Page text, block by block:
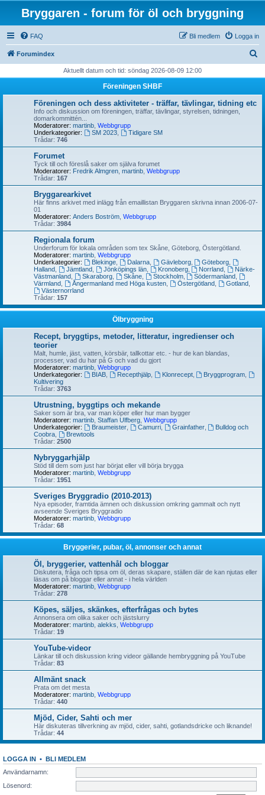
Bryggaren - forum för öl och bryggning
FAQ Logga in
Bli medlem
Forumindex
Aktuellt datum och tid: söndag 2026-08-09 12:00
Föreningen SHBF
Föreningen och dess aktiviteter - träffar, tävlingar, tidning etc
Info och diskussion om föreningen, träffar, tävlingar, styrelsen, tidningen,
domarkommittén...
Moderatorer: martinb Webbgrupp
Underkategorier:
SM 2023,
Tidigare SM
Trådar: 746
Forumet
Tyck till och föreslå saker om själva forumet
Moderatorer: Fredrik Almgren martinb Webbgrupp
Trådar: 167
Bryggarearkivet
Här finns arkivet med inlägg från emaillistan Bryggaren skrivna innan 2006-07-
01
Moderatorer: Anders Boström Webbgrupp
Trådar: 3984
Regionala forum
Underforum för lokala områden som tex Skåne, Göteborg, Östergötland.
Moderatorer: martinb Webbgrupp
Underkategorier:
Blekinge, Dalarna, Gävleborg, Göteborg
Halland
Jämtland, Jönköpings län, Kronoberg, Norrland
Närke-
Västmanland
Skaraborg, Skåne, Stockholm, Södermanland
Värmland
Ångermanland med Höga kusten, Östergötland, Gotland,
Västernorrland
Trådar: 157
Ölbryggning
Recept, bryggtips, metoder, litteratur, ingredienser och
teorier
Malt, humle, jäst, vatten, körsbär, tallkottar etc. - hur de kan blandas,
processer, vad du har på G och vad du gjort
Moderatorer: martinb Webbgrupp
Underkategorier:
BIAB, Recepthjälp, Klonrecept, Bryggprogram
Kultivering
Trådar: 3763
Utrustning, byggtips och mekande
Saker som är bra, var man köper eller hur man bygger
Moderatorer: martinb Staffan Ulfberg Webbgrupp
Underkategorier:
Braumeister, Camurri, Grainfather,
Bulldog och
Coobra
Brewtools
Trådar: 2500
Nybryggarhjälp
Stöd till dem som just har börjat eller vill börja brygga
Moderatorer: martinb Webbgrupp
Trådar: 1951
Sveriges Bryggradio (2010-2013)
Nya episoder, framtida ämnen och diskussion omkring gammalt och nytt
avseende Sveriges Bryggradio
Moderatorer: martinb Webbgrupp
Trådar: 68
Bryggerier, pubar, öl, annonser och annat
Öl, bryggerier, vattenhål och bloggar
Diskutera, fråga och tipsa om öl, deras skapare, ställen där de kan njutas eller
läsas om på bloggar eller annat - i hela världen
Moderatorer: martinb Webbgrupp
Trådar: 278
Köpes, säljes, skänkes, efterfrågas och bytes
Annonsera om olika saker och jästslurry
Moderatorer: martinb alekks Webbgrupp
Trådar: 19
YouTube-videor
Länkar till och diskussion kring videor gällande hembryggning på YouTube
Trådar: 83
Allmänt snack
Prata om det mesta
Moderatorer: martinb Webbgrupp
Trådar: 440
Mjöd, Cider, Sahti och mer
Här diskuteras tillverkning av mjöd, cider, sahti, gotlandsdricke och liknande!
Trådar: 44
LOGGA IN • BLI MEDLEM
Användarnamn:
Lösenord: